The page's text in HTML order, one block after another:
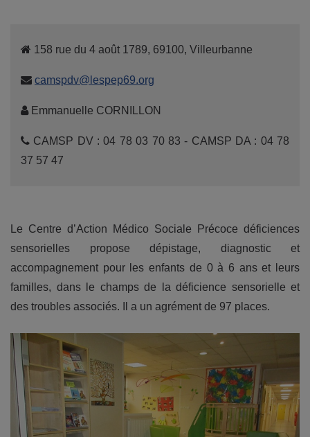
158 rue du 4 août 1789, 69100, Villeurbanne
camspdv@lespep69.org
Emmanuelle CORNILLON
CAMSP DV : 04 78 03 70 83 - CAMSP DA : 04 78
37 57 47
Le Centre d’Action Médico Sociale Précoce déficiences
sensorielles propose dépistage, diagnostic et
accompagnement pour les enfants de 0 à 6 ans et leurs
familles, dans le champs de la déficience sensorielle et
des troubles associés. Il a un agrément de 97 places.